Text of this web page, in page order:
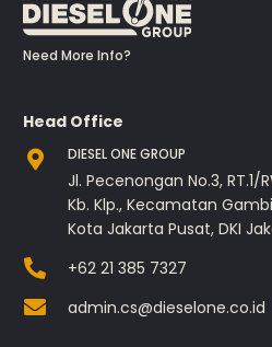
Need More Info?
Head Office
DIESEL ONE GROUP
Jl. Pecenongan No.3, RT.1/
Kb. Klp., Kecamatan
Kota Jakarta Pusat, DKI
+62 21 385 7327
admin.cs@dieselone.co.id